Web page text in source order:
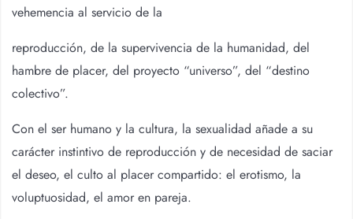
vehemencia al servicio de la
reproducción, de la supervivencia de la humanidad, del
hambre de placer, del proyecto “universo”, del “destino
colectivo”.
Con el ser humano y la cultura, la sexualidad añade a su
carácter instintivo de reproducción y de necesidad de saciar
el deseo, el culto al placer compartido: el erotismo, la
voluptuosidad, el amor en pareja.